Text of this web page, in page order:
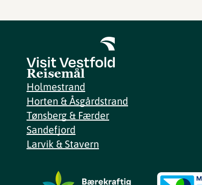
Reisemål
Holmestrand
Horten & Åsgårdstrand
Tønsberg & Færder
Sandefjord
Larvik & Stavern